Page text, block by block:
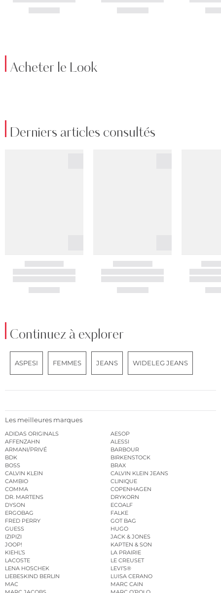
Acheter le Look
Derniers articles consultés
Continuez à explorer
ASPESI FEMMES JEANS WIDELEG JEANS
Les meilleures marques
ADIDAS ORIGINALS
AESOP
AFFENZAHN
ALESSI
ARMANI/PRIVÉ
BARBOUR
BDK
BIRKENSTOCK
BOSS
BRAX
CALVIN KLEIN
CALVIN KLEIN JEANS
CAMBIO
CLINIQUE
COMMA
COPENHAGEN
DR. MARTENS
DRYKORN
DYSON
ECOALF
ERGOBAG
FALKE
FRED PERRY
GOT BAG
GUESS
HUGO
IZIPIZI
JACK & JONES
JOOP!
KAPTEN & SON
KIEHL’S
LA PRAIRIE
LACOSTE
LE CREUSET
LENA HOSCHEK
LEVI’S®
LIEBESKIND BERLIN
LUISA CERANO
MAC
MARC CAIN